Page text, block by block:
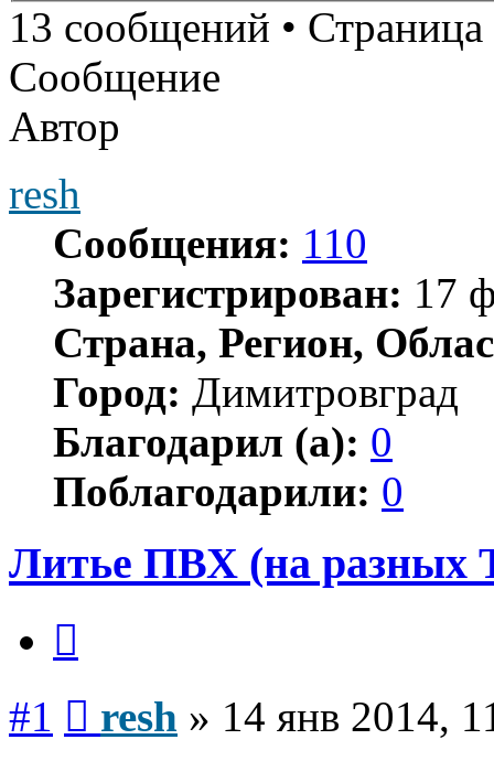
13 сообщений • Страница
Сообщение
Автор
resh
Сообщения: 110
Зарегистрирован: 17
Страна, Регион,
Город: Димитровград
Благодарил (а): 0
Поблагодарили: 0
Литье ПВХ (на разных
#1 resh » 14 янв 2014,